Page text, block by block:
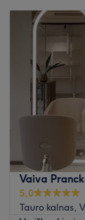
Antradienis
Trečiadienis
Ketvirtadienis
Penktadienis
Šeštadienis
Sekmadienis
YUMI salono
ir subtilumas.
įsikūrusiame
kirpėjai,
Salono įkūrėja
virš 30 metų
gebėjimus su
Vaiva
5,0
Tauro kalnas,